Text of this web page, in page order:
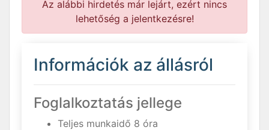
Az alábbi hirdetés már lejárt, ezért nincs
lehetőség a jelentkezésre!
Információk az állásról
Foglalkoztatás jellege
Teljes munkaidő 8 óra